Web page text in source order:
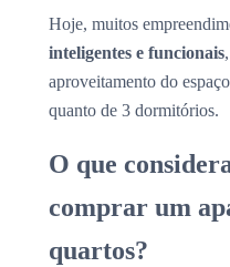
Hoje, muitos
inteligentes e funcionais
aproveitamento do
quanto de 3 dormitórios.
O que
comprar um
quartos?